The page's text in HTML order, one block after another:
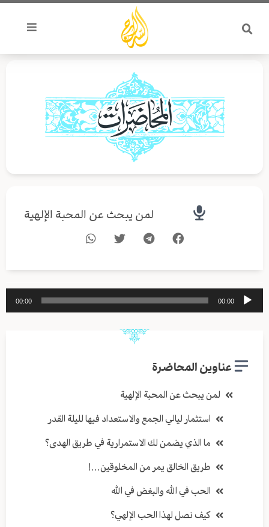
تخطي
المحتوى
لمن يبحث عن المحبة الإلهية
مشغل
الصوت
00:00
00:00
عناوين المحاضرة
لمن يبحث عن المحبة الإلهية
استثمار ليالي الجمع والاستعداد فيها لليلة القدر
ما الذي يضمن لك الاستمرارية في طريق الهدى؟
طريق الخالق يمر من المخلوقين…!
الحب في الله والبغض في الله
كيف نصل لهذا الحب الإلهي؟